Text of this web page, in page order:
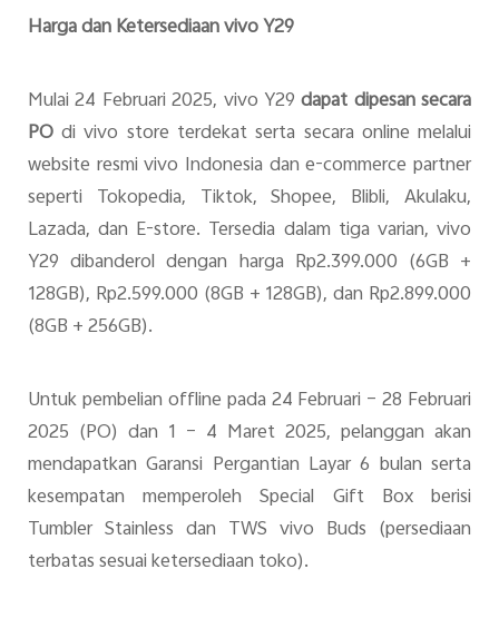
Harga dan Ketersediaan vivo Y29
Mulai 24 Februari 2025, vivo Y29 dapat dipesan secara
POdi vivo store terdekat serta secara online melalui
website resmi vivo Indonesia dan e-commerce partner
seperti Tokopedia, Tiktok, Shopee, Blibli, Akulaku,
Lazada, dan E-store. Tersedia dalam tiga varian, vivo
Y29 dibanderol dengan harga Rp2.399.000 (6GB +
128GB), Rp2.599.000 (8GB + 128GB), dan Rp2.899.000
(8GB + 256GB).
Untuk pembelian offline pada 24 Februari – 28 Februari
2025 (PO) dan 1 – 4 Maret 2025, pelanggan akan
mendapatkan Garansi Pergantian Layar 6 bulan serta
kesempatan memperoleh Special Gift Box berisi
Tumbler Stainless dan TWS vivo Buds (persediaan
terbatas sesuai ketersediaan toko).